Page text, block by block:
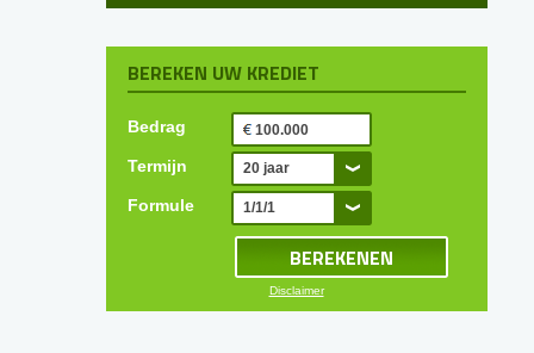
BEREKEN UW KREDIET
Bedrag
Termijn 20 jaar
Formule 1/1/1
Disclaimer